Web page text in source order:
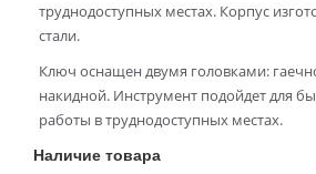
труднодоступных местах. Корпус
стали.
Ключ оснащен двумя головками:
накидной. Инструмент подойдет для
работы в труднодоступных местах.
Наличие товара